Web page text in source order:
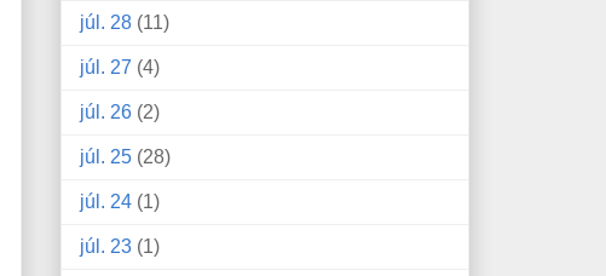
júl. 28 (11)
júl. 27 (4)
júl. 26 (2)
júl. 25 (28)
júl. 24 (1)
júl. 23 (1)